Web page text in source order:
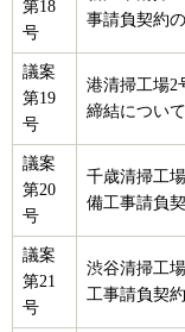
第18
号
事請負契約
議案
第19
号
港清掃工場2
締結について
議案
第20
号
千歳清掃工
備工事請負
議案
第21
号
渋谷清掃工
工事請負契